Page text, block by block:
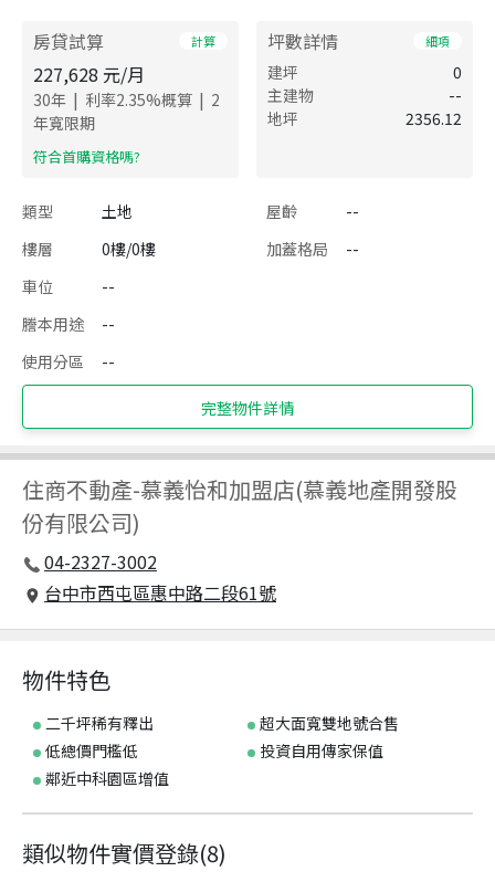
房貸試算 計算
227,628 元/月
30年 | 利率2.35%概算 | 2
年寬限期
​符合首購資格嗎?
坪數詳情 細項
建坪
0
主建物
--
地坪
2356.12
類型 土地 屋齡
--
樓層
0樓/0樓 加蓋格局
--
車位
--
謄本用途
--
使用分區
--
完整物件詳情
住商不動產-慕義怡和加盟店(慕義地產開發股
份有限公司)
04-2327-3002
台中市西屯區惠中路二段61號
物件特色
二千坪稀有釋出
超大面寬雙地號合售
低總價門檻低
投資自用傳家保值
鄰近中科園區增值
類似物件實價登錄(8)